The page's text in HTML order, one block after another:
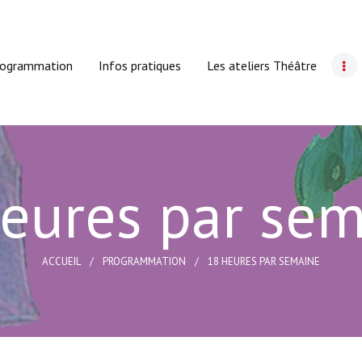
Infos pratiques Les ateliers Théâtre
par
ACCUEIL PROGRAMMATION 18 HEURES PAR SEMAINE
Le Cyclope
Infos pratiques
Les ateliers Théâtre
Carte cadeau
Actions culturelles